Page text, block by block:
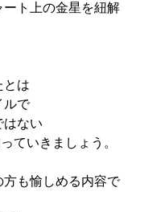
ト上の金星を紐解
とは
ルで
はない
ていきましょう。
も愉しめる内容で